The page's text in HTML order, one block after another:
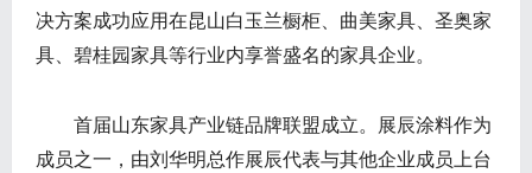
决方案成功应用在昆山白玉兰橱柜、曲美家具、圣奥家
具、碧桂园家具等行业内享誉盛名的家具企业。
首届山东家具产业链品牌联盟成立。展辰涂料作为
成员之一，由刘华明总作展辰代表与其他企业成员上台